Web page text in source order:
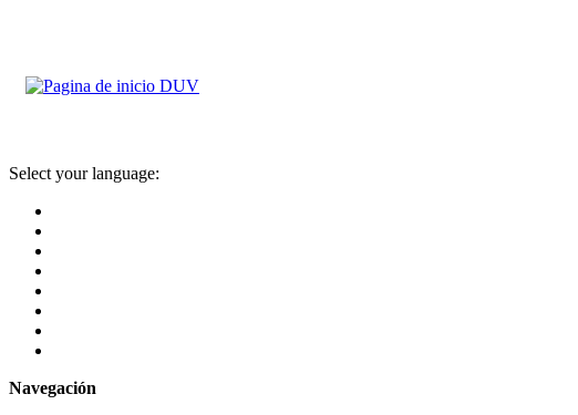
Select your language:
Navegación